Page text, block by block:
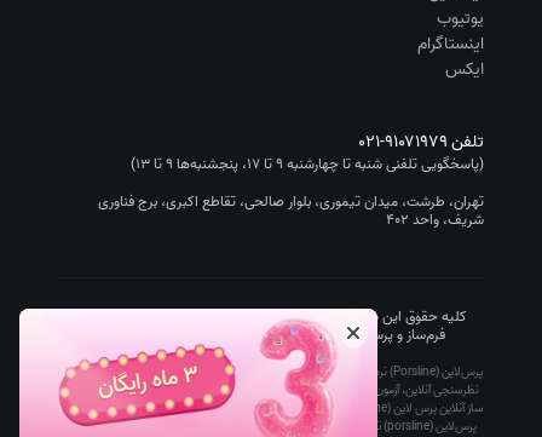
یوتیوب
اینستاگرام
ایکس
تلفن۰۲۱-۹۱۰۷۱۹۷۹
(پاسخگویی تلفنی شنبه تا چهارشنبه ۹ تا ۱۷، پنجشنبه‌ها ۹ تا ۱۳)
تهران، طرشت، میدان تیموری، بلوار صالحی، تقاطع اکبری، برج فناوری
شریف، واحد ۴۰۲
کلیه حقوق این سایت متعلق به شرکت سیستم گستر چیستا (نرم افزار
فرم‌ساز و پرسشنامه‌ساز پرس‌لاین/Porsline) است.
پرس‌لاین (Porsline) نرم افزار فرم ساز آنلاین رایگان تحت وب است که ساخت پرسشنامه آنلاین،
نظرسنجی آنلاین، آزمون آنلاین و فرم آنلاین را برای کاربران ساده، سریع و ارزان کرده است. آزمون
ساز آنلاین پرس لاین (porsline) توسط معلمان، دانشگاه ها و مدارس، پرسشنامه ساز و فرم ساز
پرس‌لاین (porsline) توسط مدیران بازاریابی و تحقیقات بازار، مدیران منابع انسانی برای انجام